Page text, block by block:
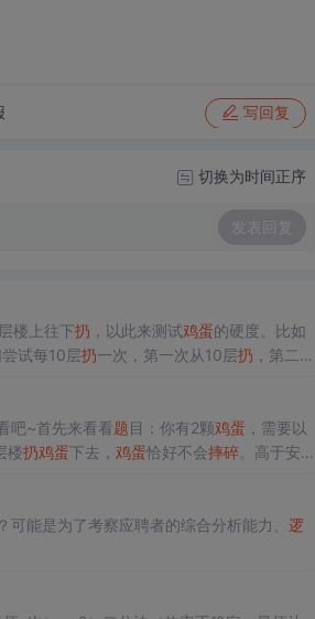
写回复
切换为时间正序
发表回复
楼上往下扔 ，以此来测试鸡蛋的硬度。比如
试每10层扔一次，第一次从10层扔 ，第二次
吧~首先来看看题目：你有2颗鸡蛋 ，需要以
楼扔鸡蛋下去， 鸡蛋恰好不会摔碎。高于安
？可能是为了考察应聘者的综合分析能力、 逻